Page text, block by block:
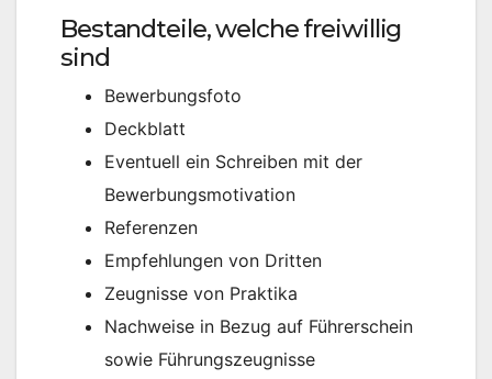
Bestandteile, welche freiwillig
sind
Bewerbungsfoto
Deckblatt
Eventuell ein Schreiben mit der
Bewerbungsmotivation
Referenzen
Empfehlungen von Dritten
Zeugnisse von Praktika
Nachweise in Bezug auf Führerschein
sowie Führungszeugnisse